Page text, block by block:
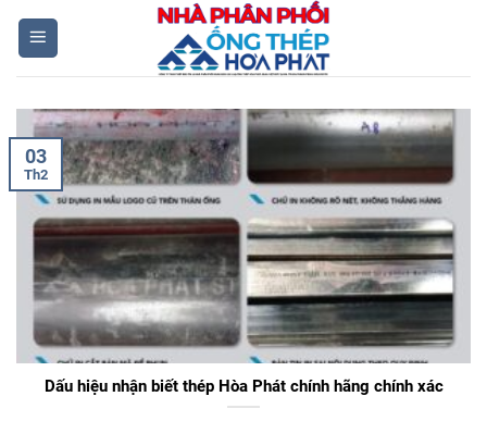
Skip
content
Dấu hiệu nhận biết thép Hòa Phát chính hãng chính xác
03
Th2